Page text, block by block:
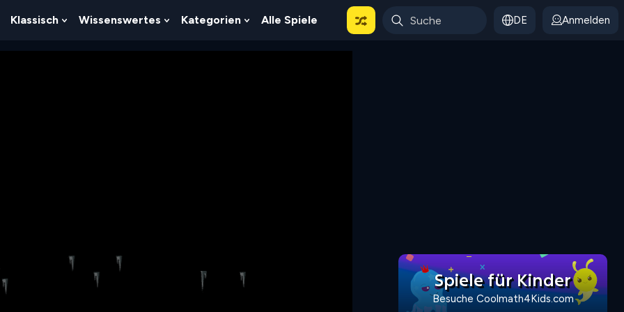
Show
Klassisch
Show
For
Wissenswertes
Show
For
Kategorien
Show
For
Alle Spiele DE Anmelden
Spiele für Kinder
Besuche Coolmath4Kids.com